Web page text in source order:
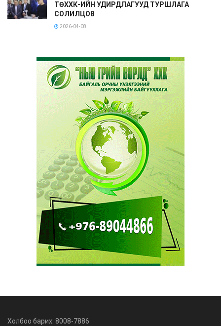
ТӨХХК-ИЙН УДИРДЛАГУУД ТУРШЛАГА
СОЛИЛЦОВ
2026-04-08
Холбоо барих: 8008-7886